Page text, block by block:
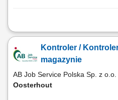
Twoje codzienne zadania Będziesz
ładować i rozładowywać ciężarówki
konstrukcyjnej. Obsługuj suwnicę,
Kontroler /
magazynie
AB Job Service Polska Sp. z o.o.
Oosterhout